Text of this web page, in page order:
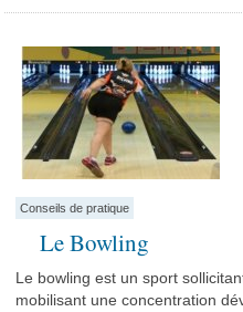
Conseils de pratique
Le Bowling
Le bowling est un sport
mobilisant une concentration